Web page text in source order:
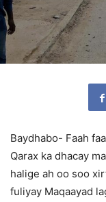
Baydhabo- Faah
Qarax ka dhacay
halige ah oo soo
fuliyay Maqaayad